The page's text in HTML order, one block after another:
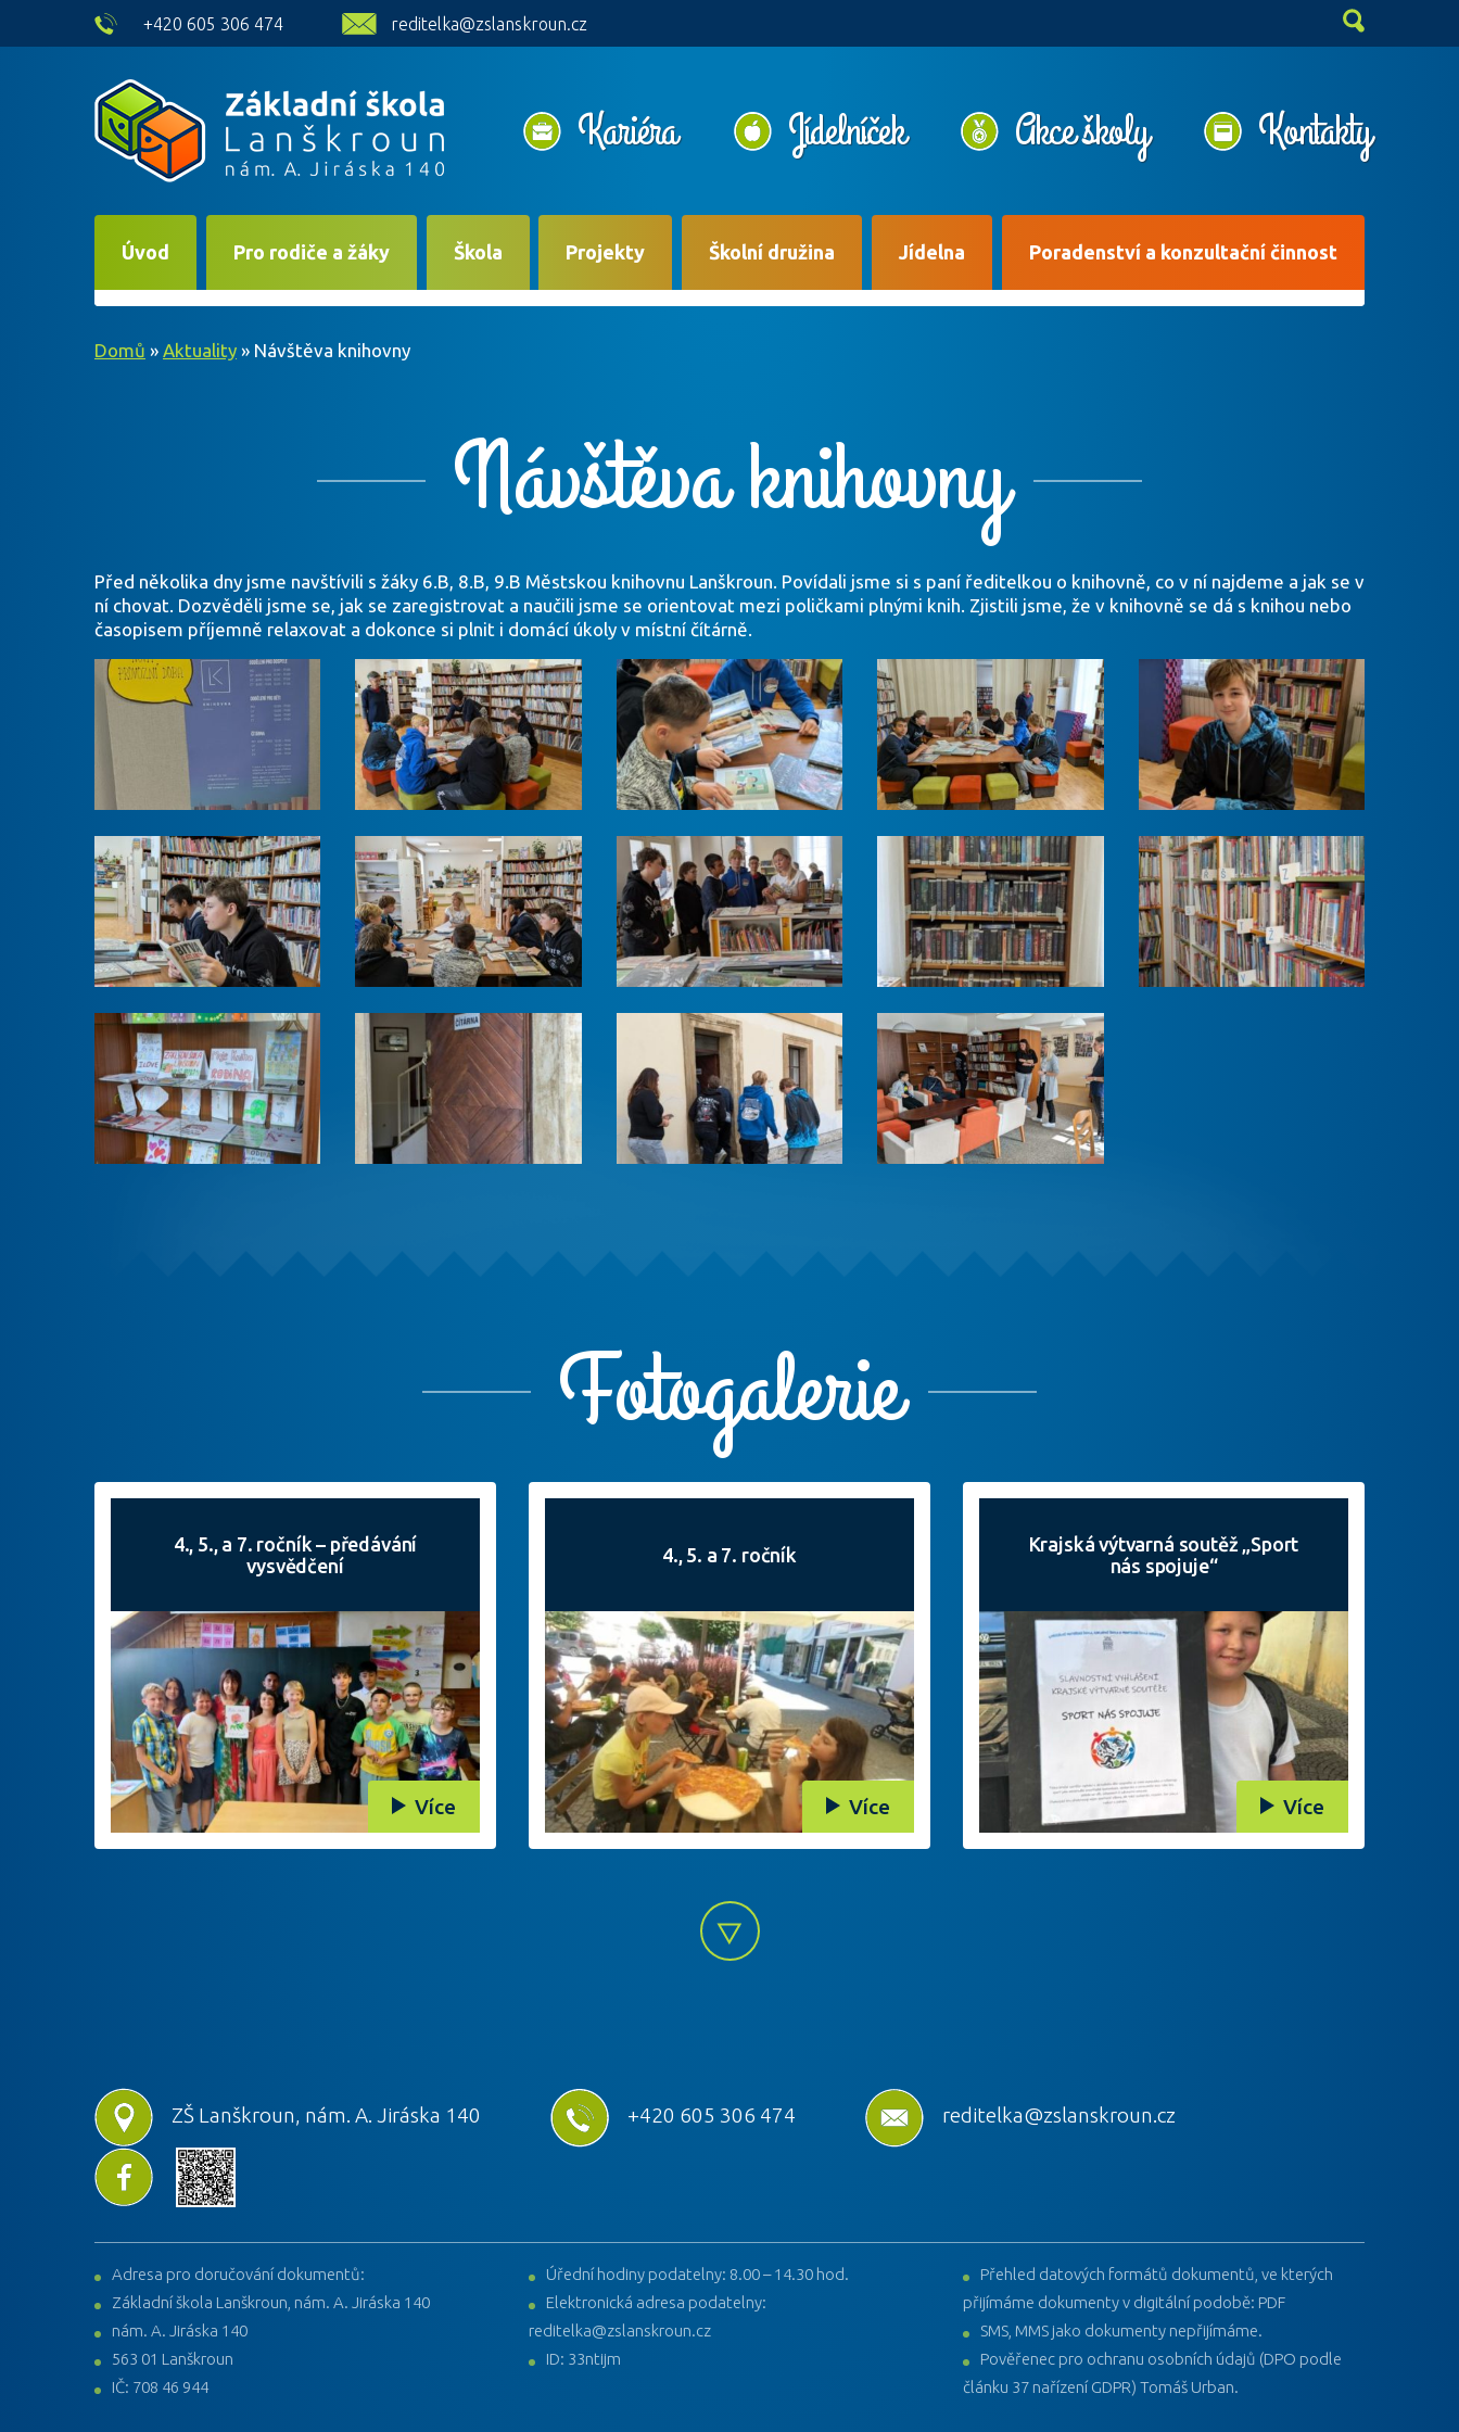
skip to main content
+420 605 306 474 reditelka@zslanskroun.cz
Kariéra Jídelníček Akce školy Kontakty
Úvod Pro rodiče a žáky Škola Projekty Školní družina Jídelna Poradenství a konzultační činnost
Domů » Aktuality » Návštěva knihovny
Návštěva knihovny
Před několika dny jsme navštívili s žáky 6.B, 8.B, 9.B Městskou knihovnu Lanškroun. Povídali jsme si s paní ředitelkou o knihovně, co v ní najdeme a jak se v
ní chovat. Dozvěděli jsme se, jak se zaregistrovat a naučili jsme se orientovat mezi poličkami plnými knih. Zjistili jsme, že v knihovně se dá s knihou nebo
časopisem příjemně relaxovat a dokonce si plnit i domácí úkoly v místní čítárně.
Fotogalerie
4., 5., a 7. ročník – předávání
vysvědčení
Více
4., 5. a 7. ročník
Více
Krajská výtvarná soutěž „Sport
nás spojuje“
Více
ZŠ Lanškroun, nám. A. Jiráska 140 +420 605 306 474 reditelka@zslanskroun.cz
Adresa pro doručování dokumentů:
Základní škola Lanškroun, nám. A. Jiráska 140
nám. A. Jiráska 140
563 01 Lanškroun
IČ: 708 46 944
Úřední hodiny podatelny: 8.00 – 14.30 hod.
Elektronická adresa podatelny:
reditelka@zslanskroun.cz
ID: 33ntijm
Přehled datových formátů dokumentů, ve kterých
přijímáme dokumenty v digitální podobě: PDF
SMS, MMS jako dokumenty nepřijímáme.
Pověřenec pro ochranu osobních údajů (DPO podle
článku 37 nařízení GDPR) Tomáš Urban.